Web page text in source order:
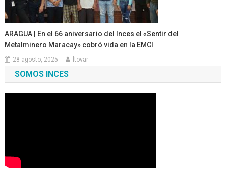
ARAGUA | En el 66 aniversario del Inces el «Sentir del
Metalminero Maracay» cobró vida en la EMCI
28 agosto, 2025 ltovar
SOMOS INCES